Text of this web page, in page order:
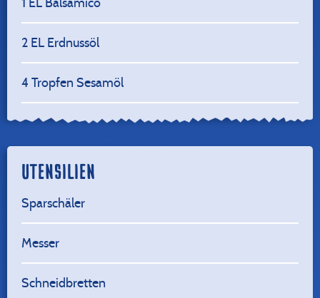
2 EL Erdnussöl
4 Tropfen Sesamöl
UTENSILIEN
Sparschäler
Messer
Schneidbretten